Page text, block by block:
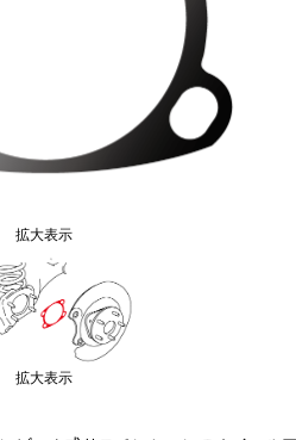
拡大表示
拡大表示